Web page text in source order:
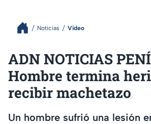
Noticias Video
ADN NOTICIAS
Hombre termina
recibir machetazo
Un hombre sufrió una lesión